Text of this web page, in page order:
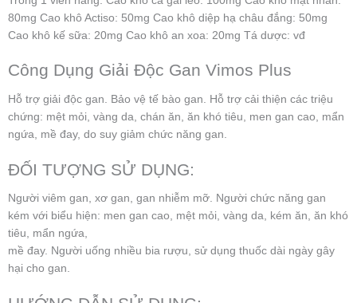
80mg Cao khô Actiso: 50mg Cao khô diệp hạ châu đắng: 50mg
Cao khô kế sữa: 20mg Cao khô an xoa: 20mg Tá dược: vđ
Công Dụng Giải Độc Gan Vimos Plus
Hỗ trợ giải độc gan. Bảo vệ tế bào gan. Hỗ trợ cải thiện các triệu
chứng: mệt mỏi, vàng da, chán ăn, ăn khó tiêu, men gan cao, mẩn
ngứa, mề đay, do suy giảm chức năng gan.
ĐỐI TƯỢNG SỬ DỤNG:
Người viêm gan, xơ gan, gan nhiễm mỡ. Người chức năng gan
kém với biểu hiện: men gan cao, mệt mỏi, vàng da, kém ăn, ăn khó
tiêu, mẩn ngứa,
mề đay. Người uống nhiều bia rượu, sử dụng thuốc dài ngày gây
hại cho gan.